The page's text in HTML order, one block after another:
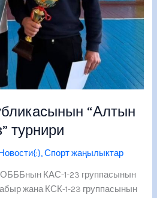
“Алтын
турнири
,Спорт жаңылыктар
КАС-1-23 группасынын
жана КСК-1-23 группасынын